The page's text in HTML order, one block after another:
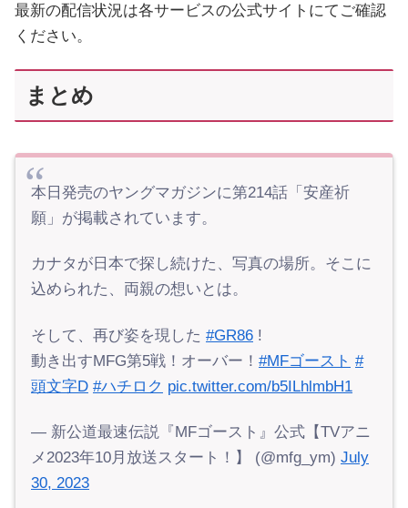
最新の配信状況は各サービスの公式サイトにてご確認
ください。
まとめ
本日発売のヤングマガジンに第214話「安産祈
願」が掲載されています。
カナタが日本で探し続けた、写真の場所。そこに
込められた、両親の想いとは。
そして、再び姿を現した #GR86 !
動き出すMFG第5戦！オーバー！ #MFゴースト #
頭文字D #ハチロク pic.twitter.com/b5ILhlmbH1
— 新公道最速伝説『MFゴースト』公式【TVアニ
メ2023年10月放送スタート！】 (@mfg_ym) July
30, 2023